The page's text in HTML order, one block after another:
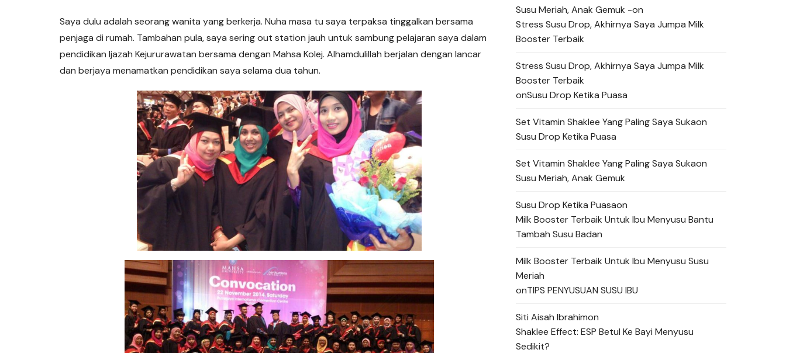
Saya dulu adalah seorang wanita yang berkerja. Nuha masa tu saya terpaksa tinggalkan bersama
penjaga di rumah. Tambahan pula, saya sering out station jauh untuk sambung pelajaran saya dalam
pendidikan Ijazah Kejururawatan bersama dengan Mahsa Kolej. Alhamdulillah berjalan dengan lancar
dan berjaya menamatkan pendidikan saya selama dua tahun.
Susu Meriah, Anak Gemuk -on
Stress Susu Drop, Akhirnya Saya Jumpa Milk
Booster Terbaik
Stress Susu Drop, Akhirnya Saya Jumpa Milk
Booster Terbaik
onSusu Drop Ketika Puasa
Set Vitamin Shaklee Yang Paling Saya Sukaon
Susu Drop Ketika Puasa
Set Vitamin Shaklee Yang Paling Saya Sukaon
Susu Meriah, Anak Gemuk
Susu Drop Ketika Puasaon
Milk Booster Terbaik Untuk Ibu Menyusu Bantu
Tambah Susu Badan
Milk Booster Terbaik Untuk Ibu Menyusu Susu
Meriah
onTIPS PENYUSUAN SUSU IBU
Siti Aisah Ibrahimon
Shaklee Effect: ESP Betul Ke Bayi Menyusu
Sedikit?